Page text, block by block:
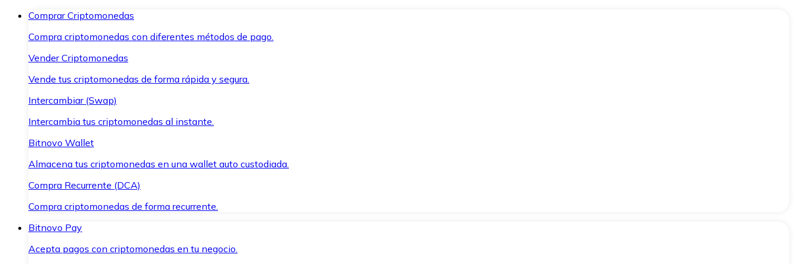
Comprar Criptomonedas
Compra criptomonedas con diferentes métodos de pago.
Vender Criptomonedas
Vende tus criptomonedas de forma rápida y segura.
Intercambiar (Swap)
Intercambia tus criptomonedas al instante.
Bitnovo Wallet
Almacena tus criptomonedas en una wallet auto custodiada.
Compra Recurrente (DCA)
Compra criptomonedas de forma recurrente.
Bitnovo Pay
Acepta pagos con criptomonedas en tu negocio.